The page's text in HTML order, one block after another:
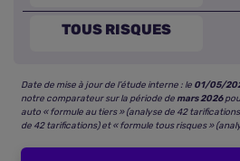
TOUS RISQUES
Date de mise à jour de l’étude interne : le 01/05/
notre comparateur sur la période demars 2026
auto « formule au tiers » (analyse de 42
de 42 tarifications) et « formule tous risques »